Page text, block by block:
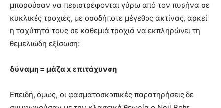
μπορούσαν να περιστρέφονται γύρω από τον πυρήνα σε
κυκλικές τροχιές, με οσοδήποτε μέγεθος ακτίνας, αρκεί
η ταχύτητά τους σε καθεμιά τροχιά να εκπληρώνει τη
θεμελιώδη εξίσωση:
δύναμη = μάζα x επιτάχυνση
Επειδή, όμως, οι φασματοσκοπικές παρατηρήσεις δε